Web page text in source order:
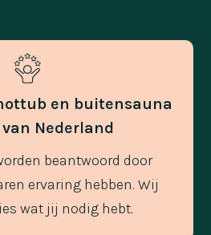
en buitensauna
Nederland
beantwoord door
ervaring hebben. Wij
wat jij nodig hebt.